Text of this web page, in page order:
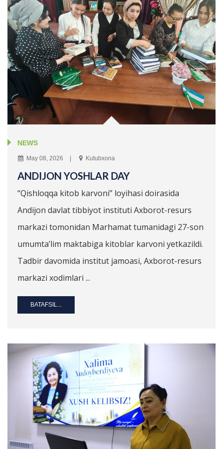
NEWS
May 08, 2026 Kutubxona
ANDIJON YOSHLAR DAY
“Qishloqqa kitob karvoni” loyihasi doirasida
Andijon davlat tibbiyot instituti Axborot-resurs
markazi tomonidan Marhamat tumanidagi 27-son
umumta’lim maktabiga kitoblar karvoni yetkazildi.
Tadbir davomida institut jamoasi, Axborot-resurs
markazi xodimlari ...
BATAFSIL...